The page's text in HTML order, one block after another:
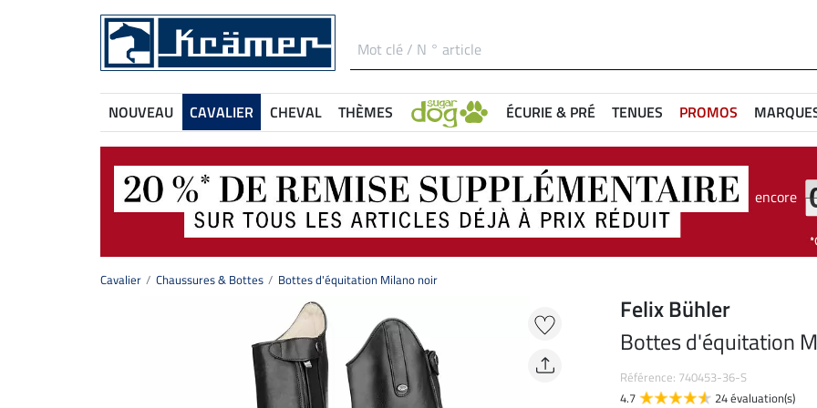
NOUVEAU CAVALIER CHEVAL THÈMES ÉCURIE & PRÉ TENUES PROMOS
encore
Cavalier Chaussures & Bottes Bottes d'équitation Milano noir
Felix Bühler
Bottes d'équitation
Référence: 740453-36-S
4.7
24 évaluation(s)